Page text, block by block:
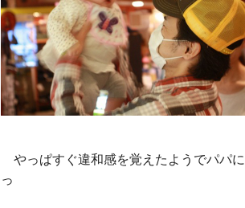
やっぱすぐ違和感を覚えたようでパパに
っ